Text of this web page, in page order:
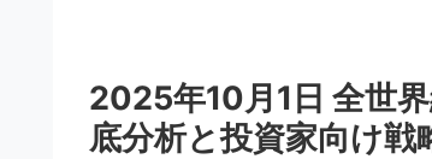
2025年10月1日 全世
底分析と投資家向け戦